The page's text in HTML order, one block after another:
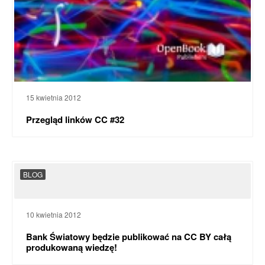
15 kwietnia 2012
Przegląd linków CC #32
BLOG
10 kwietnia 2012
Bank Światowy będzie publikować na CC BY całą
produkowaną wiedzę!